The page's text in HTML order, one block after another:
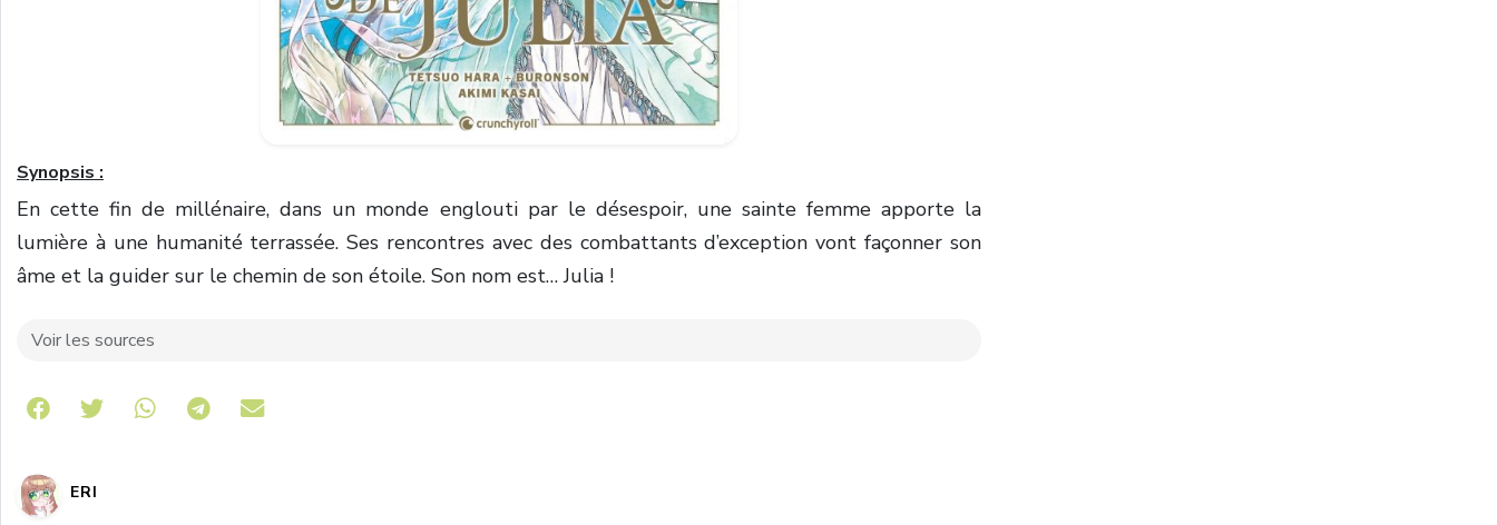
Synopsis :
En cette fin de millénaire, dans un monde englouti par le désespoir, une sainte femme apporte la
lumière à une humanité terrassée. Ses rencontres avec des combattants d’exception vont façonner son
âme et la guider sur le chemin de son étoile. Son nom est… Julia !
Voir les sources
Share on Telegram
ERI